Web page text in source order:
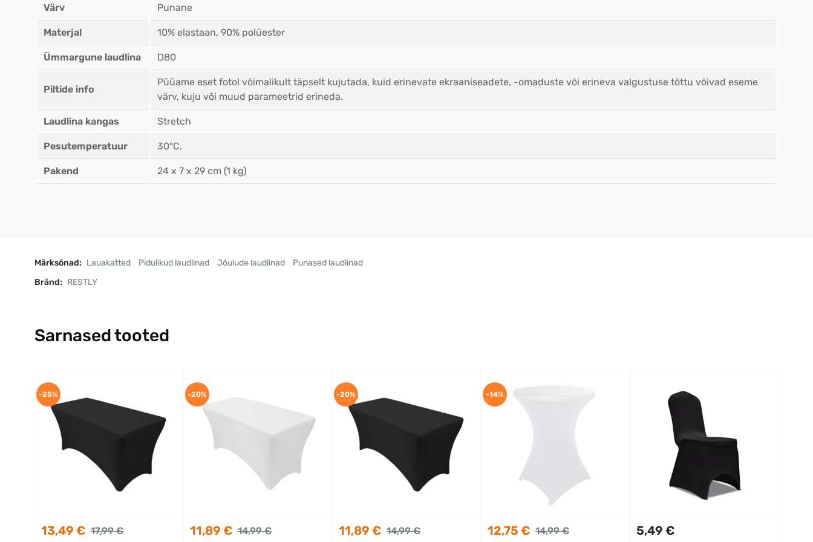
Värv Punane
Materjal 10% elastaan, 90% polüester
Ümmargune laudlina D80
Piltide info
Püüame eset fotol võimalikult täpselt kujutada, kuid erinevate ekraaniseadete, -omaduste või erineva valgustuse tõttu võivad eseme
värv, kuju või muud parameetrid erineda.
Laudlina kangas Stretch
Pesutemperatuur 30°C.
Pakend 24 x 7 x 29 cm (1 kg)
Märksõnad: Lauakatted Pidulikud laudlinad Jõulude laudlinad
Punased laudlinad
Bränd: RESTLY
Sarnased tooted
13,49 € 17,99 €
-25%
11,89 € 14,99 €
-20%
11,89 € 14,99 €
-20%
12,75 € 14,99 €
-14%
5,49 €